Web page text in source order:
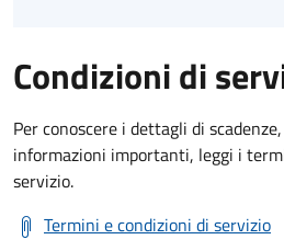
Condizioni di
Per conoscere i dettagli di
informazioni importanti, leggi i
servizio.
Termini e condizioni di servizio